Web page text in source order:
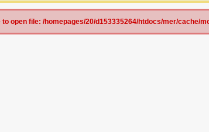
open file: /homepages/20/d153335264/htdocs/mer/cache/